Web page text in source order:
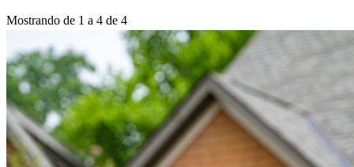
Mostrando de 1 a 4 de 4